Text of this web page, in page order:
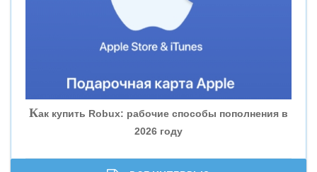
«БАНК ГЛОБЭКС»
«СОВКОМБАНК»
Как купить Robux: рабочие способы пополнения в
2026 году